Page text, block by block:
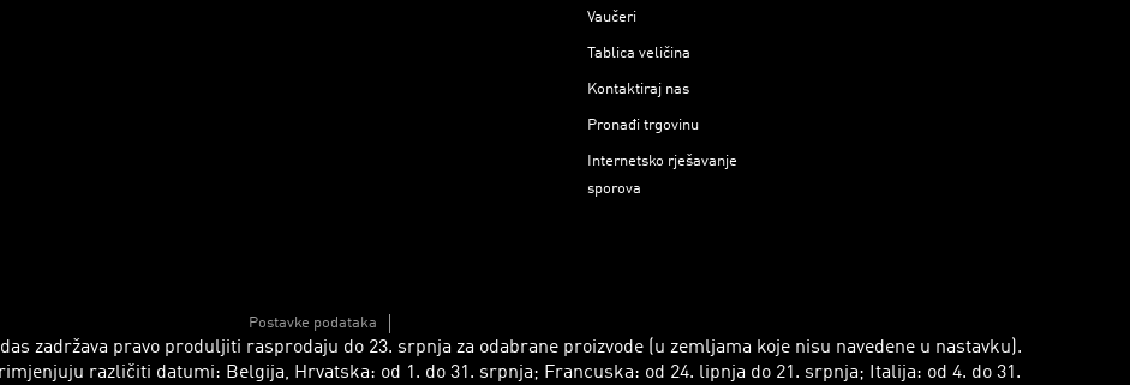
Vaučeri
Tablica veličina
Kontaktiraj nas
Pronađi trgovinu
Internetsko rješavanje
sporova
Postavke podataka
zadržava pravo produljiti rasprodaju do 23. srpnja za odabrane proizvode (u zemljama koje nisu navedene u nastavku).
različiti datumi: Belgija, Hrvatska: od 1. do 31. srpnja; Francuska: od 24. lipnja do 21. srpnja; Italija: od 4. do 31.